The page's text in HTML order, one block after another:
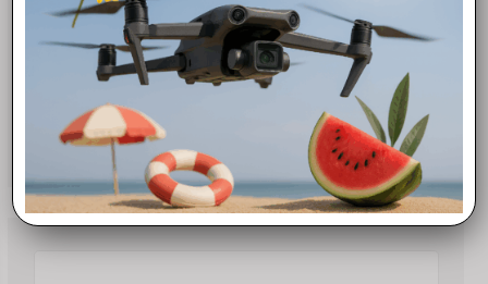
PHANTOM 3
Phantom 3 ESC Board